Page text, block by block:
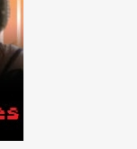
MONDE